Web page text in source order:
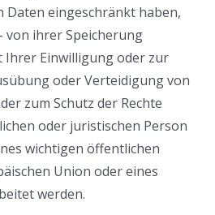
Daten eingeschränkt haben,
von ihrer Speicherung
Ihrer Einwilligung oder zur
oder Verteidigung von
zum Schutz der Rechte
oder juristischen Person
wichtigen öffentlichen
Union oder eines
werden.